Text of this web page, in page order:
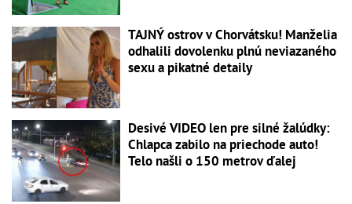
TAJNÝ ostrov v Chorvátsku! Manželia
odhalili dovolenku plnú neviazaného
sexu a pikatné detaily
Desivé VIDEO len pre silné žalúdky:
Chlapca zabilo na priechode auto!
Telo našli o 150 metrov ďalej